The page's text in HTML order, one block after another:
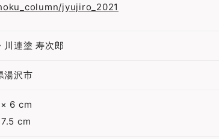
jyujiro_2021
川連塗 寿次郎
湯沢市
6 cm
cm